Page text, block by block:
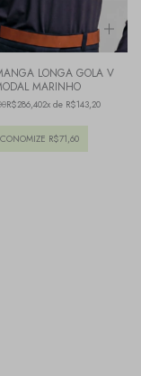
LONGA GOLA V
MARINHO
R$286,402x de R$143,20
R$71,60